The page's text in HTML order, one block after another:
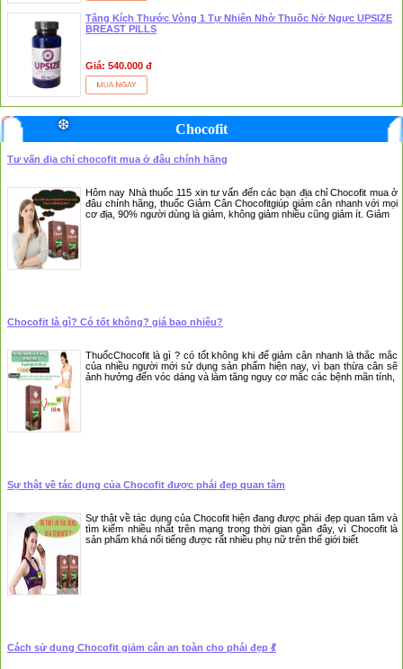
Tăng Kích Thước Vòng 1 Tự Nhiên Nhờ Thuốc Nở Ngực UPSIZE
BREAST PILLS
Giá: 540.000 đ
Chocofit
Tư vấn địa chỉ chocofit mua ở đâu chính hãng
Hôm nay Nhà thuốc 115 xin tư vấn đến các bạn địa chỉ Chocofit mua ở
đâu chính hãng, thuốc Giảm Cân Chocofitgiúp giảm cân nhanh với mọi
cơ địa, 90% người dùng là giảm, không giảm nhiều cũng giảm ít. Giảm
Chocofit là gì? Có tốt không? giá bao nhiêu?
ThuốcChocofit là gì ? có tốt không khi để giảm cân nhanh là thắc mắc
của nhiều người mới sử dụng sản phẩm hiện nay, vì bạn thừa cân sẽ
ảnh hưởng đến vóc dáng và làm tăng nguy cơ mắc các bệnh mãn tính,
Sự thật về tác dụng của Chocofit được phái đẹp quan tâm
Sự thật về tác dụng của Chocofit hiện đang được phái đẹp quan tâm và
tìm kiếm nhiều nhất trên mạng trong thời gian gần đây, vì Chocofit là
sản phẩm khá nổi tiếng được rất nhiều phụ nữ trên thế giới biết
Cách sử dụng Chocofit giảm cân an toàn cho phái đẹp 💃
❅